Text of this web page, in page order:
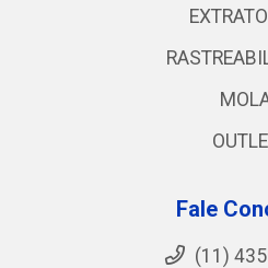
Fale
(11)